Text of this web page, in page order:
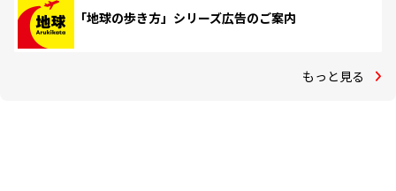
「地球の歩き方」シリーズ広告のご案内
もっと見る